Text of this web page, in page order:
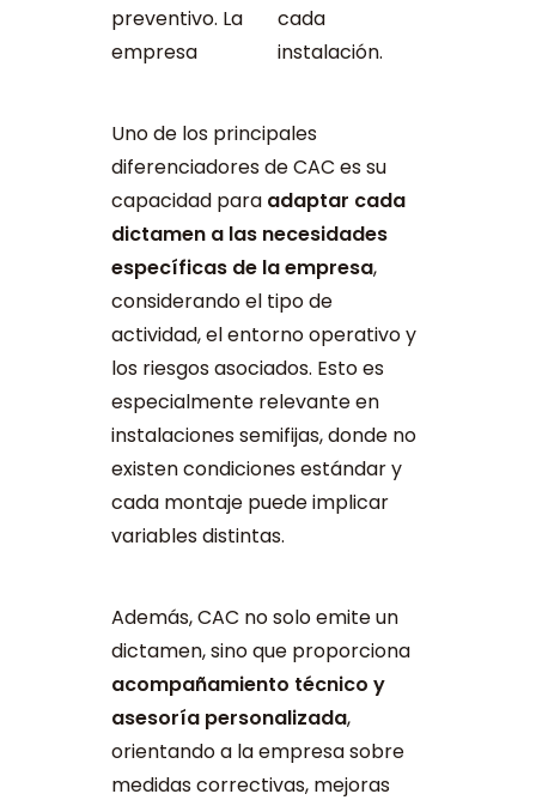
preventivo. La
empresa
cada
instalación.
Uno de los principales
diferenciadores de CAC es su
capacidad para adaptar cada
dictamen a las necesidades
específicas de la empresa,
considerando el tipo de
actividad, el entorno operativo y
los riesgos asociados. Esto es
especialmente relevante en
instalaciones semifijas, donde no
existen condiciones estándar y
cada montaje puede implicar
variables distintas.
Además, CAC no solo emite un
dictamen, sino que proporciona
acompañamiento técnico y
asesoría personalizada,
orientando a la empresa sobre
medidas correctivas, mejoras